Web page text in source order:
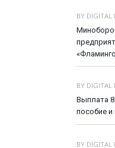
BY DIGITAL
BY DIGITAL
Выплата
пособие и
BY DIGITAL